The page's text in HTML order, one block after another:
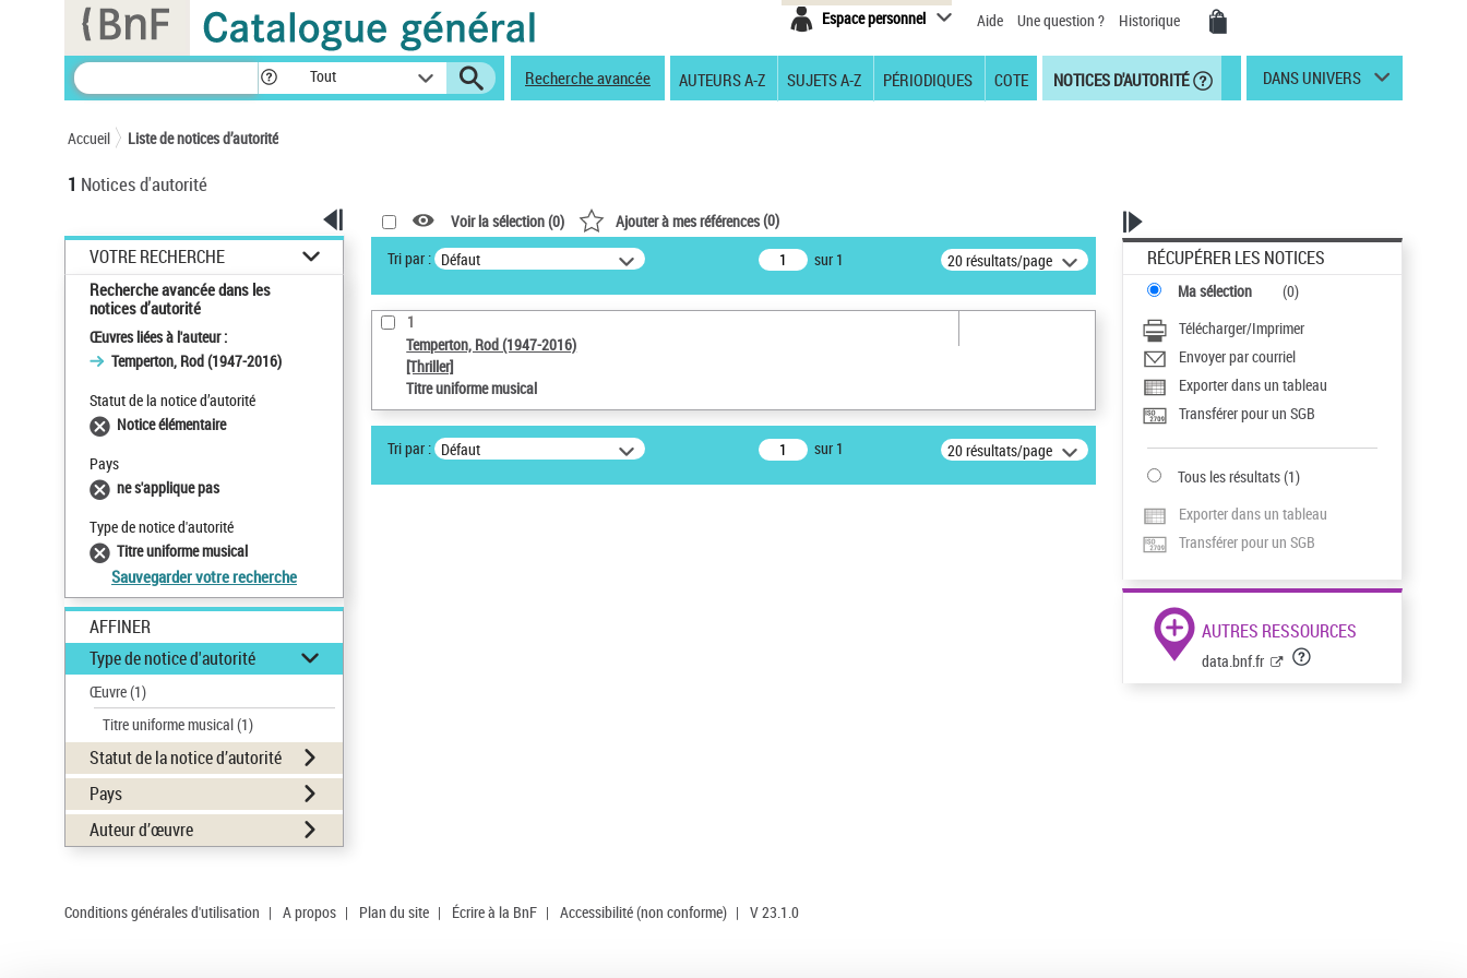
Espace personnel Aide Une question ? Historique
Tout Recherche avancée AUTEURS A-Z SUJETS A-Z PÉRIODIQUES COTE NOTICES D'AUTORITÉ DANS UNIVERS
Accueil Liste de notices d’autorité
1 Notices d'autorité
VOTRE RECHERCHE
Recherche avancée dans les
notices d’autorité
Œuvres liées à l'auteur :
Temperton, Rod (1947-2016)
Statut de la notice d’autorité
Notice élémentaire
Pays
ne s'applique pas
Type de notice d'autorité
Titre uniforme musical
Sauvegarder votre recherche
AFFINER
Type de notice d'autorité
Œuvre(1)
Titre uniforme musical(1)
Statut de la notice d’autorité
Pays
Auteur d’œuvre
Voir la sélection (0) Ajouter à mes références(0)
Tri par : Défaut sur 1 20 résultats/page
1
Temperton, Rod (1947-2016)
[Thriller]
Titre uniforme musical
Tri par : Défaut sur 1 20 résultats/page
RÉCUPÉRER LES NOTICES
Ma sélection (0)
Télécharger/Imprimer
Envoyer par courriel
Exporter dans un tableau
Transférer pour un SGB
Tous les résultats(1)
Exporter dans un tableau
Transférer pour un SGB
AUTRES RESSOURCES
data.bnf.fr
Conditions générales d'utilisation | A propos | Plan du site | Écrire à la BnF | Accessibilité (non conforme) | V 23.1.0
Panneau de gestion des cookies